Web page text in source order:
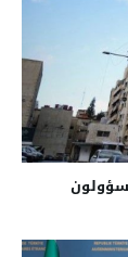
مسؤولون